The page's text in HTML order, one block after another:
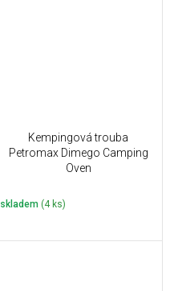
Kempingová trouba
Petromax Dimego Camping
Oven
skladem (4 ks)